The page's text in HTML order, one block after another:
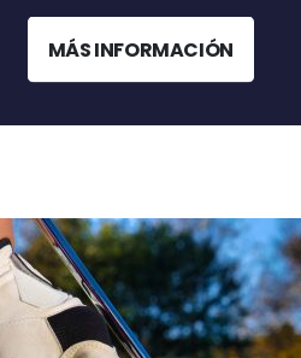
MÁS INFORMACIÓN